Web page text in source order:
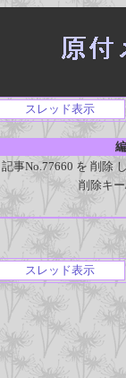
スレッド表示
記事No.77660 を 削除
削除キ
スレッド表示